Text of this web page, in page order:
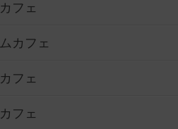
フェ
カフェ
フェ
フェ